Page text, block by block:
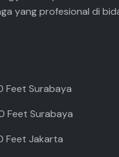
yang profesional di
Feet Surabaya
Feet Surabaya
Feet Jakarta